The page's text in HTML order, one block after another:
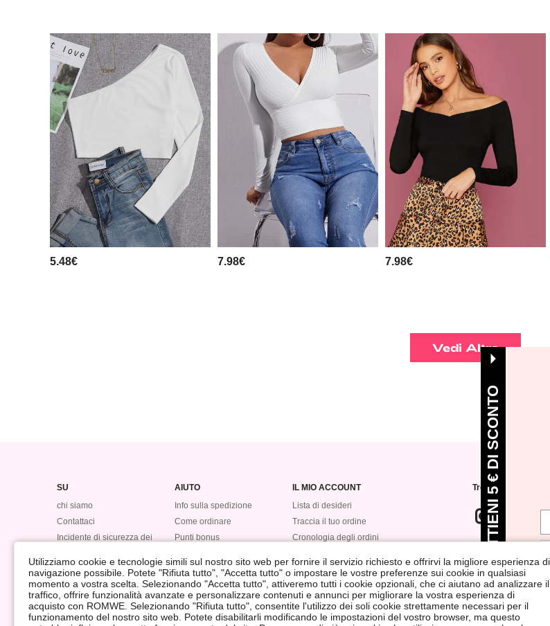
5.48€ 7.98€ 7.98€
Vedi Altro
SU
chi siamo
Contattaci
Incidente di sicurezza dei
AIUTO
Info sulla spedizione
Come ordinare
Punti bonus
Rimborso
IL MIO ACCOUNT
Lista di desideri
Traccia il tuo ordine
Cronologia degli ordini
Trovaci su
ISCRIVITI alla
annullare la
Cliccando sul
e consenti l'utilizzo
invio.
Utilizziamo cookie e tecnologie simili sul nostro sito web per fornire il servizio richiesto e offrirvi la migliore esperienza di
navigazione possibile. Potete "Rifiuta tutto", "Accetta tutto" o impostare le vostre preferenze sui cookie in qualsiasi
momento a vostra scelta. Selezionando "Accetta tutto", attiveremo tutti i cookie opzionali, che ci aiutano ad analizzare il
traffico, offrire funzionalità avanzate e personalizzare contenuti e annunci per migliorare la vostra esperienza di
acquisto con ROMWE. Selezionando "Rifiuta tutto", consentite l'utilizzo dei soli cookie strettamente necessari per il
funzionamento del nostro sito web. Potete disabilitarli modificando le impostazioni del vostro browser, ma questo
OTTIENI 5 € DI SCONTO